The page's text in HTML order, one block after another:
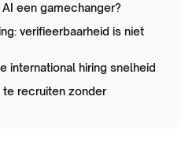
een gamechanger?
verifieerbaarheid is niet
international hiring snelheid
te recruiten zonder